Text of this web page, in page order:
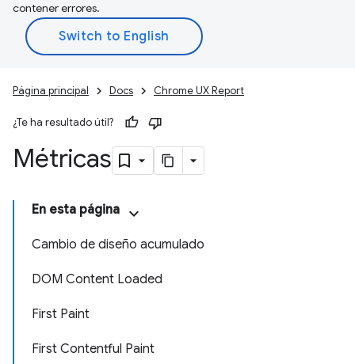
contener errores.
Página principal Docs Chrome UX Report
¿Te ha resultado útil?
Métricas
En esta página
Cambio de diseño acumulado
DOM Content Loaded
First Paint
First Contentful Paint